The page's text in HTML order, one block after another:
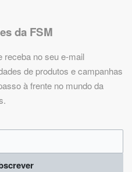
da FSM
receba no seu e-mail
de produtos e campanhas
à frente no mundo da